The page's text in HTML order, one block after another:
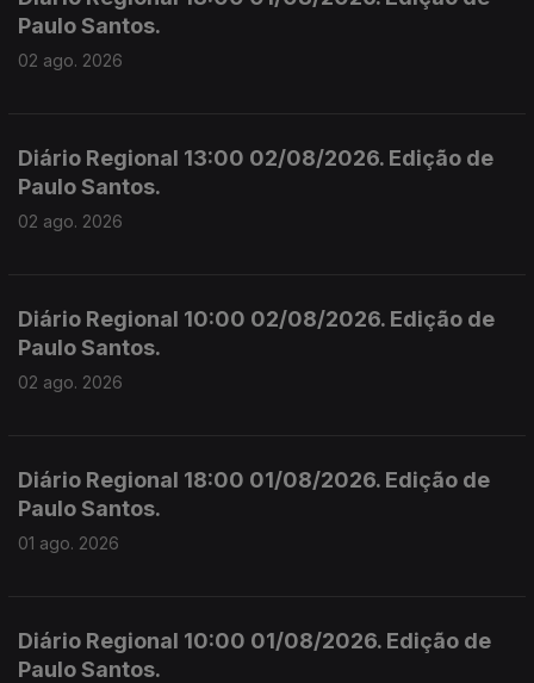
Paulo Santos.
02 ago. 2026
Diário Regional 13:00 02/08/2026. Edição de
Paulo Santos.
02 ago. 2026
Diário Regional 10:00 02/08/2026. Edição de
Paulo Santos.
02 ago. 2026
Diário Regional 18:00 01/08/2026. Edição de
Paulo Santos.
01 ago. 2026
Diário Regional 10:00 01/08/2026. Edição de
Paulo Santos.